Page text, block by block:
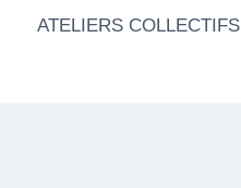
ATELIERS COLLECTIFS